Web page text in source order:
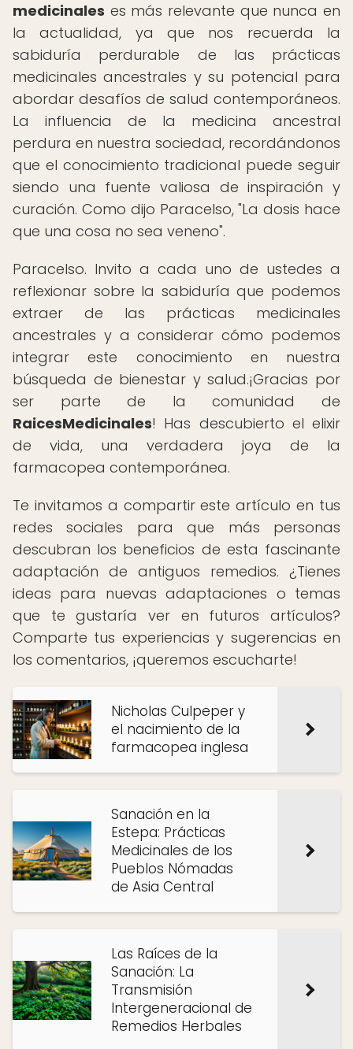
medicinales es más relevante que nunca en
la actualidad, ya que nos recuerda la
sabiduría perdurable de las prácticas
medicinales ancestrales y su potencial para
abordar desafíos de salud contemporáneos.
La influencia de la medicina ancestral
perdura en nuestra sociedad, recordándonos
que el conocimiento tradicional puede seguir
siendo una fuente valiosa de inspiración y
curación. Como dijo Paracelso, "La dosis hace
que una cosa no sea veneno".
Paracelso. Invito a cada uno de ustedes a
reflexionar sobre la sabiduría que podemos
extraer de las prácticas medicinales
ancestrales y a considerar cómo podemos
integrar este conocimiento en nuestra
búsqueda de bienestar y salud.¡Gracias por
ser parte de la comunidad de
RaicesMedicinales! Has descubierto el elixir
de vida, una verdadera joya de la
farmacopea contemporánea.
Te invitamos a compartir este artículo en tus
redes sociales para que más personas
descubran los beneficios de esta fascinante
adaptación de antiguos remedios. ¿Tienes
ideas para nuevas adaptaciones o temas
que te gustaría ver en futuros artículos?
Comparte tus experiencias y sugerencias en
los comentarios, ¡queremos escucharte!
Nicholas Culpeper y
el nacimiento de la
farmacopea inglesa
Sanación en la
Estepa: Prácticas
Medicinales de los
Pueblos Nómadas
de Asia Central
Las Raíces de la
Sanación: La
Transmisión
Intergeneracional de
Remedios Herbales